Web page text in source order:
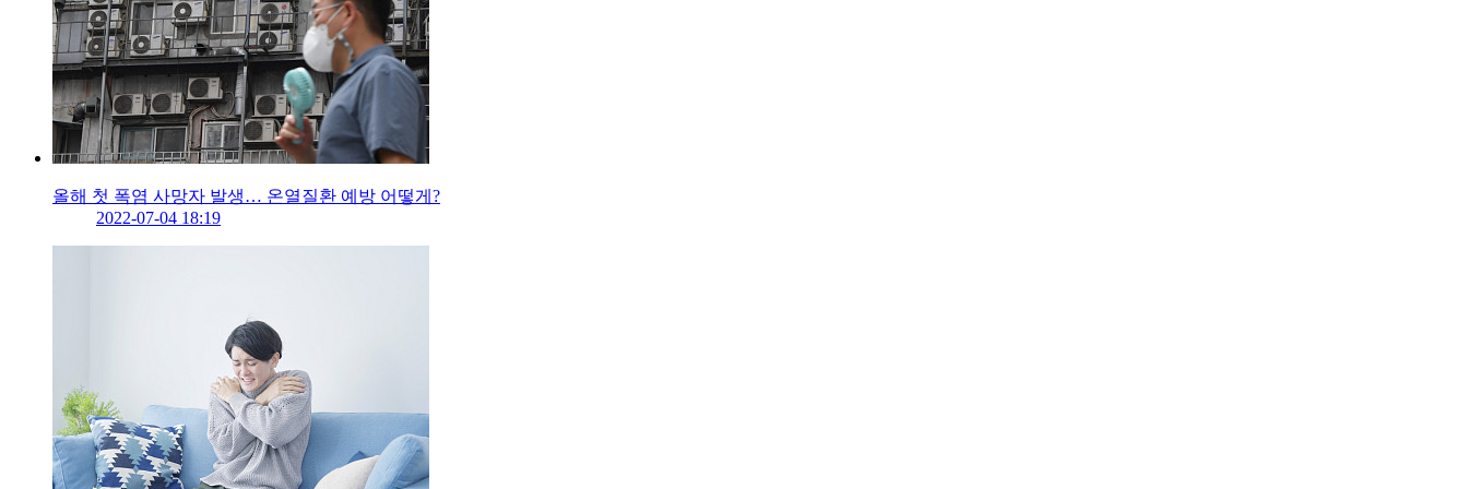
올해 첫 폭염 사망자 발생… 온열질환 예방 어떻게?
2022-07-04 18:19